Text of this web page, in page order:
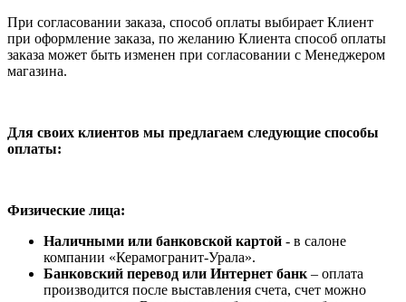
При согласовании заказа, способ оплаты выбирает Клиент
при оформление заказа, по желанию Клиента способ оплаты
заказа может быть изменен при согласовании с Менеджером
магазина.
Для своих клиентов мы предлагаем следующие способы
оплаты:
Физические лица:
Наличными или банковской картой - в салоне
компании «Керамогранит-Урала».
Банковский перевод или Интернет банк – оплата
производится после выставления счета, счет можно